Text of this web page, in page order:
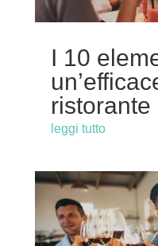
I 10
ristorante
leggi tutto